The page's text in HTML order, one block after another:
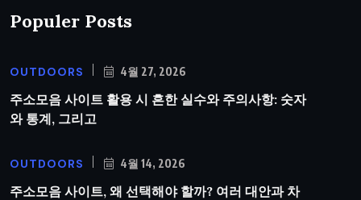
Populer Posts
OUTDOORS 4월 27, 2026
주소모음 사이트 활용 시 흔한 실수와 주의사항: 숫자
와 통계, 그리고
OUTDOORS 4월 14, 2026
주소모음 사이트, 왜 선택해야 할까? 여러 대안과 차